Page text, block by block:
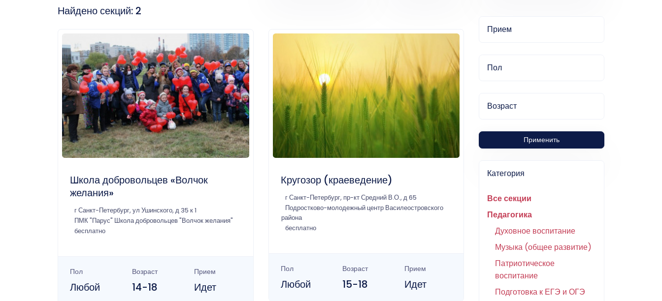
Прием
Пол
Возраст
Применить
Категория
Все секции
Педагогика
Духовное воспитание
Музыка (общее развитие)
Патриотическое
воспитание
Подготовка к ЕГЭ и ОГЭ
Найдено секций: 2
Школа добровольцев «Волчок
желания»
г Санкт-Петербург, ул Ушинского, д 35 к 1
ПМК "Парус" Школа добровольцев "Волчок желания"
бесплатно
Пол
Любой
Возраст
14-18
Прием
Идет
Кругозор (краеведение)
г Санкт-Петербург, пр-кт Средний В.О., д 65
Подростково-молодежный центр Василеостровского
района
бесплатно
Пол
Любой
Возраст
15-18
Прием
Идет